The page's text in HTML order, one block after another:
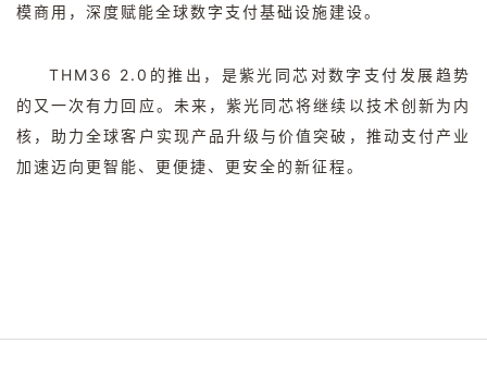
模商用，深度赋能全球数字支付基础设施建设。
THM36 2.0 的推出，是紫光同芯对数字支付发展趋势
的又一次有力回应。未来，紫光同芯将继续以技术创新为内
核，助力全球客户实现产品升级与价值突破，推动支付产业
加速迈向更智能、更便捷、更安全的新征程。